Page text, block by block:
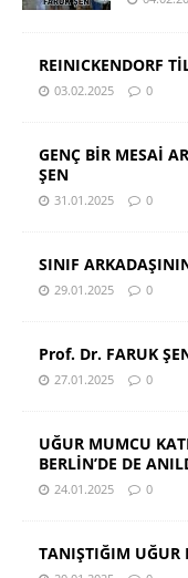
REINICKENDORF
03.02.2025 0
GENÇ BİR MESAİ
ŞEN
31.01.2025 0
SINIF
29.01.2025 0
Prof. Dr. FARUK
27.01.2025 0
UĞUR MUMCU
BERLİN’DE DE
24.01.2025 0
TANIŞTIĞIM UĞUR